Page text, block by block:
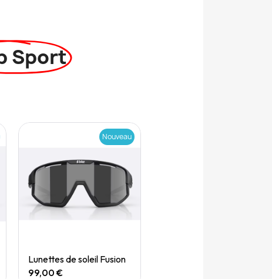
Sport
Quick View
Nouveau
Lunettes de soleil Fusion
99,00 €